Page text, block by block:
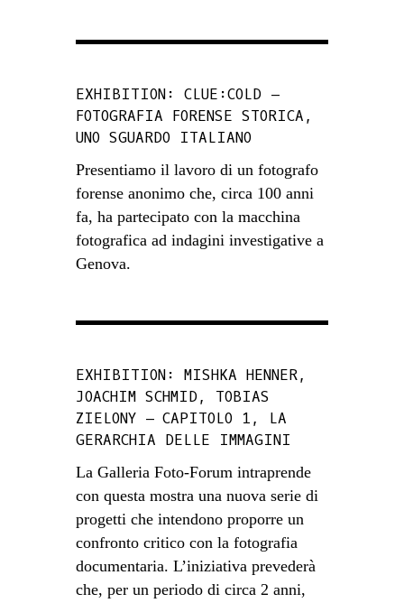
EXHIBITION: CLUE:COLD –
FOTOGRAFIA FORENSE STORICA,
UNO SGUARDO ITALIANO
Presentiamo il lavoro di un fotografo
forense anonimo che, circa 100 anni
fa, ha partecipato con la macchina
fotografica ad indagini investigative a
Genova.
EXHIBITION: MISHKA HENNER,
JOACHIM SCHMID, TOBIAS
ZIELONY – CAPITOLO 1, LA
GERARCHIA DELLE IMMAGINI
La Galleria Foto-Forum intraprende
con questa mostra una nuova serie di
progetti che intendono proporre un
confronto critico con la fotografia
documentaria. L’iniziativa prevederà
che, per un periodo di circa 2 anni,